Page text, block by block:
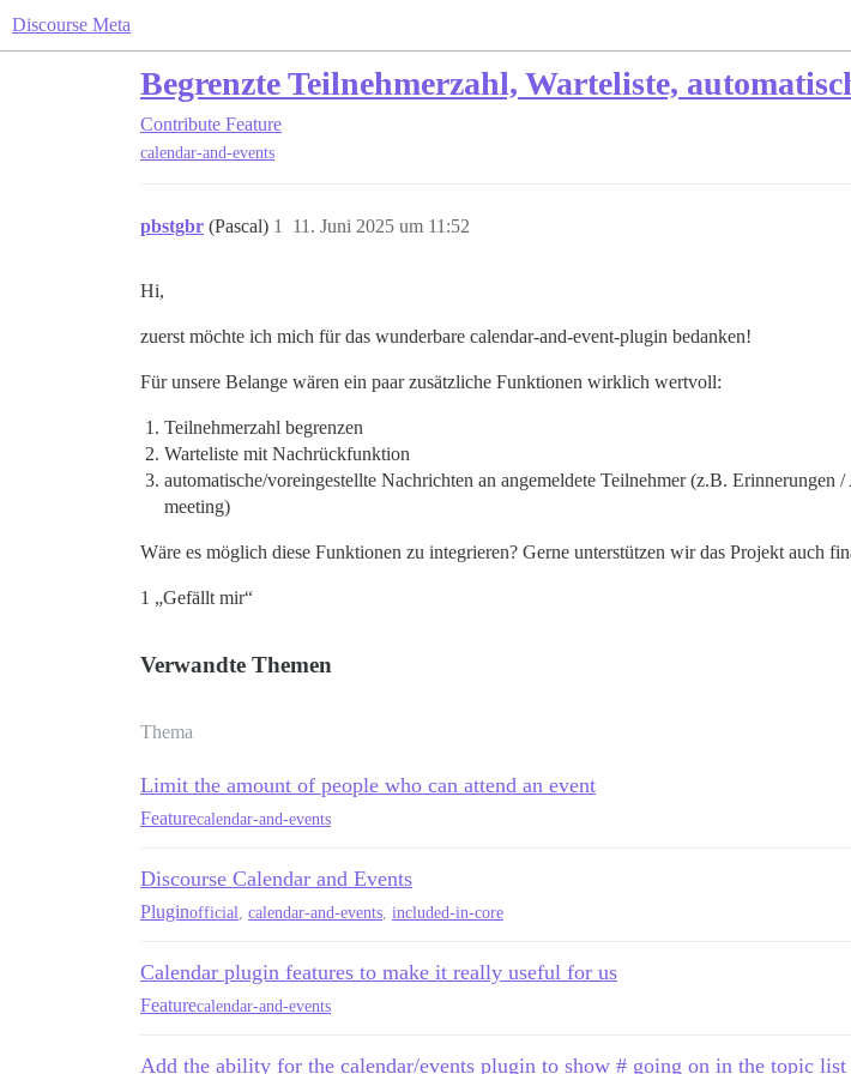
Discourse Meta
Begrenzte Teilnehmerzahl, Warteliste,
Contribute Feature
calendar-and-events
pbstgbr (Pascal) 11. Juni 2025 um 11:52
1
Hi,
zuerst möchte ich mich für das wunderbare calendar-and-event-plugin bedanken!
Für unsere Belange wären ein paar zusätzliche Funktionen wirklich wertvoll:
Teilnehmerzahl begrenzen
Warteliste mit Nachrückfunktion
automatische/voreingestellte Nachrichten an angemeldete Teilnehmer (z.B.
meeting)
Wäre es möglich diese Funktionen zu integrieren? Gerne unterstützen wir das Projekt auch
1 „Gefällt mir“
Verwandte Themen
Thema
Limit the amount of people who can attend an event
Featurecalendar-and-events
Discourse Calendar and Events
Pluginofficial calendar-and-events included-in-core
Calendar plugin features to make it really useful for us
Featurecalendar-and-events
Add the ability for the calendar/events plugin to show # going on in the topic list